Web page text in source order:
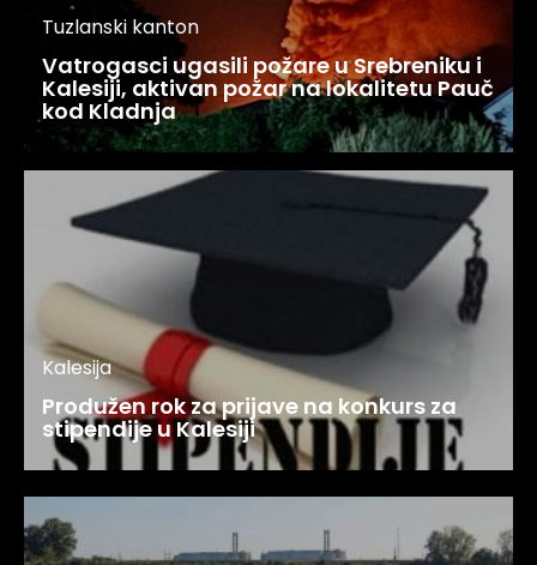
Tuzlanski kanton
Vatrogasci ugasili požare u Srebreniku i
Kalesiji, aktivan požar na lokalitetu Pauč
kod Kladnja
Kalesija
Produžen rok za prijave na konkurs za
stipendije u Kalesiji